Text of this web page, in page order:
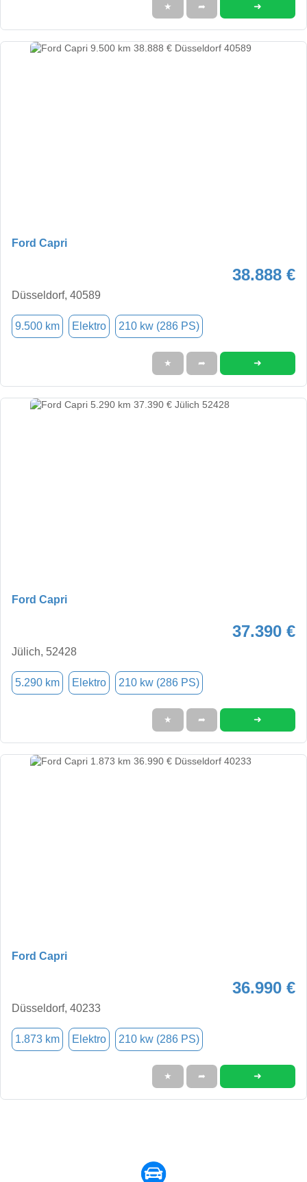
★ ➦ ➜
Ford Capri
38.888 €
Düsseldorf, 40589
9.500 km Elektro 210 kw (286 PS)
★ ➦ ➜
Ford Capri
37.390 €
Jülich, 52428
5.290 km Elektro 210 kw (286 PS)
★ ➦ ➜
Ford Capri
36.990 €
Düsseldorf, 40233
1.873 km Elektro 210 kw (286 PS)
★ ➦ ➜